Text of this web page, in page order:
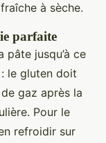
à sèche.
parfaite
pâte jusqu’à ce
le gluten doit
gaz après la
Pour le
refroidir sur